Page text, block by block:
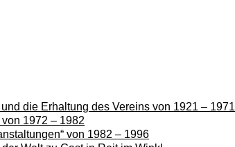
die Erhaltung des Vereins von 1921 – 1971
1972 – 1982
von 1982 – 1996